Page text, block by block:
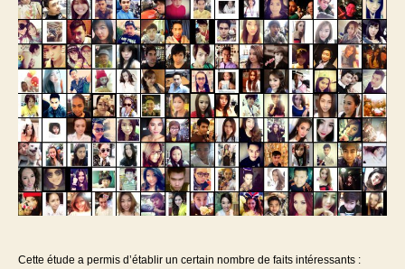
Cette étude a permis d’établir un certain nombre de faits intéressants :